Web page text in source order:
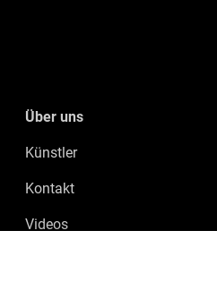
Über uns
Künstler
Kontakt
Videos